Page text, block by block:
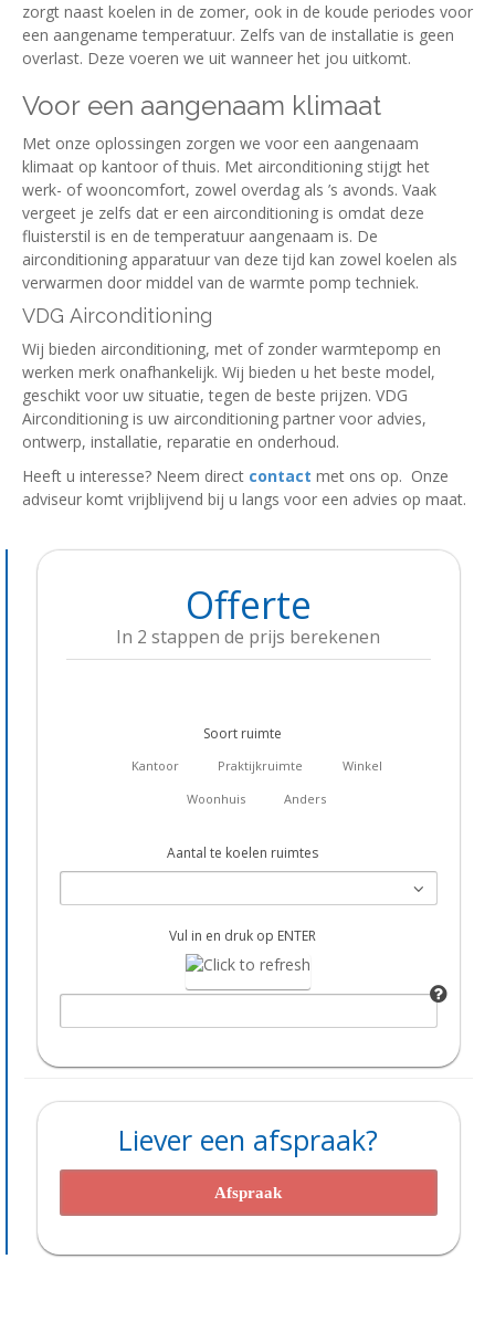
zorgt naast koelen in de zomer, ook in de koude periodes voor
een aangename temperatuur. Zelfs van de installatie is geen
overlast. Deze voeren we uit wanneer het jou uitkomt.
Voor een aangenaam klimaat
Met onze oplossingen zorgen we voor een aangenaam
klimaat op kantoor of thuis. Met airconditioning stijgt het
werk- of wooncomfort, zowel overdag als ’s avonds. Vaak
vergeet je zelfs dat er een airconditioning is omdat deze
fluisterstil is en de temperatuur aangenaam is. De
airconditioning apparatuur van deze tijd kan zowel koelen als
verwarmen door middel van de warmte pomp techniek.
VDG Airconditioning
Wij bieden airconditioning, met of zonder warmtepomp en
werken merk onafhankelijk. Wij bieden u het beste model,
geschikt voor uw situatie, tegen de beste prijzen. VDG
Airconditioning is uw airconditioning partner voor advies,
ontwerp, installatie, reparatie en onderhoud.
Heeft u interesse? Neem direct contact met ons op. Onze
adviseur komt vrijblijvend bij u langs voor een advies op maat.
Offerte
In 2 stappen de prijs berekenen
Soort ruimte
Kantoor Praktijkruimte
Winkel
Woonhuis
Anders
Aantal te koelen ruimtes
Vul in en druk op ENTER
Liever een afspraak?
Afspraak